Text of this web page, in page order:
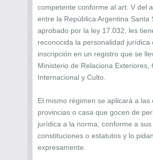
competente conforme al art. V del
entre la República Argentina Santa
aprobado por la ley 17.032, les
reconocida la personalidad jurídica
inscripción en un registro que se
Ministerio de Relaciona Exteriores,
Internacional y Culto.
El mismo régimen se aplicará a las
provincias o casa que gocen de
jurídica a la norma, conforme a sus
constituciones o estatutos y lo pidan
expresamente.